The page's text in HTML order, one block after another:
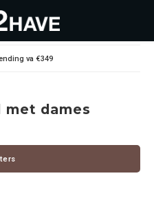
va €349
dames